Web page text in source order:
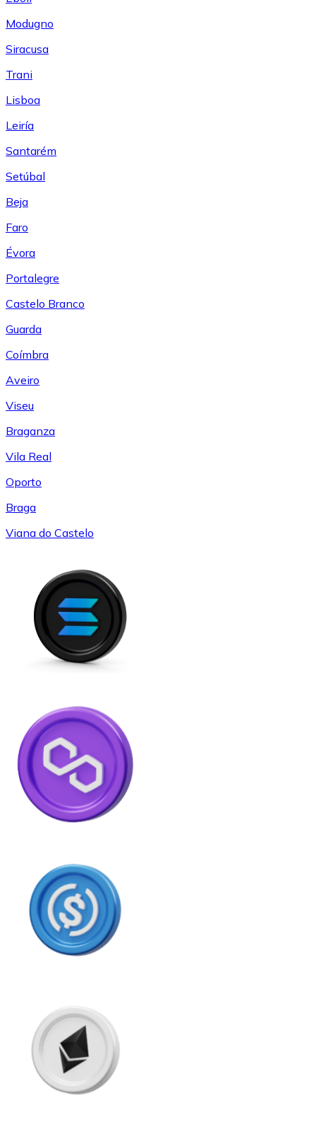
Modugno
Siracusa
Trani
Lisboa
Leiría
Santarém
Setúbal
Beja
Faro
Évora
Portalegre
Castelo Branco
Guarda
Coímbra
Aveiro
Viseu
Braganza
Vila Real
Oporto
Braga
Viana do Castelo